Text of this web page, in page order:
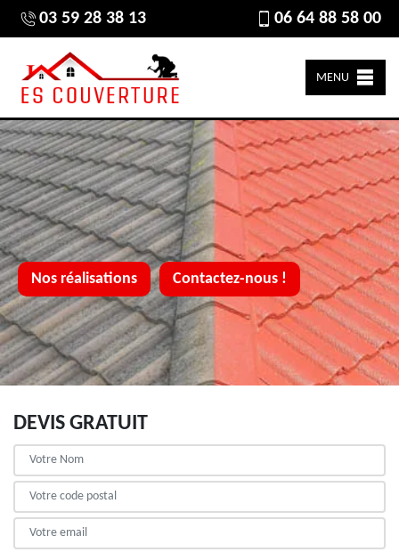
03 59 28 38 13 06 64 88 58 00
MENU
Nos réalisations Contactez-nous !
DEVIS GRATUIT